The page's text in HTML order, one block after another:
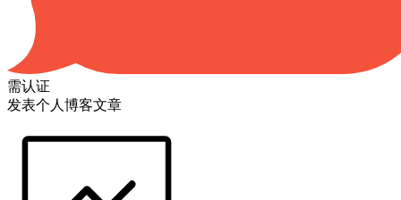
需认证
发表个人博客文章